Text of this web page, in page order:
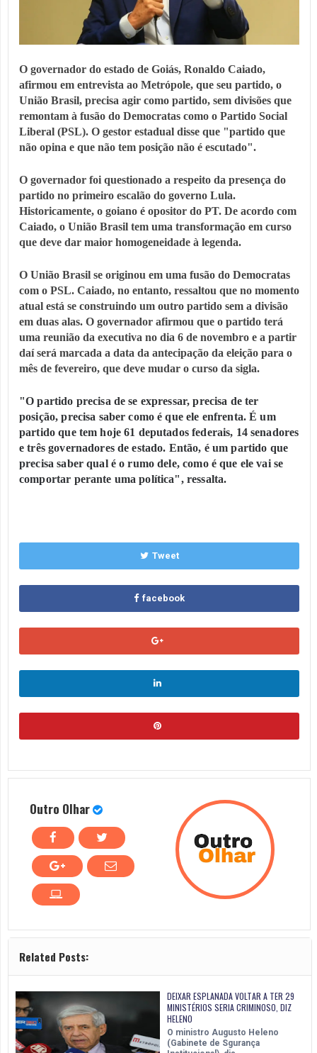
O governador do estado de Goiás, Ronaldo Caiado,
afirmou em entrevista ao Metrópole, que seu partido, o
União Brasil, precisa agir como partido, sem divisões que
remontam à fusão do Democratas como o Partido Social
Liberal (PSL). O gestor estadual disse que "partido que
não opina e que não tem posição não é escutado".
O governador foi questionado a respeito da presença do
partido no primeiro escalão do governo Lula.
Historicamente, o goiano é opositor do PT. De acordo com
Caiado, o União Brasil tem uma transformação em curso
que deve dar maior homogeneidade à legenda.
O União Brasil se originou em uma fusão do Democratas
com o PSL. Caiado, no entanto, ressaltou que no momento
atual está se construindo um outro partido sem a divisão
em duas alas. O governador afirmou que o partido terá
uma reunião da executiva no dia 6 de novembro e a partir
daí será marcada a data da antecipação da eleição para o
mês de fevereiro, que deve mudar o curso da sigla.
"O partido precisa de se expressar, precisa de ter
posição, precisa saber como é que ele enfrenta. É um
partido que tem hoje 61 deputados federais, 14 senadores
e três governadores de estado. Então, é um partido que
precisa saber qual é o rumo dele, como é que ele vai se
comportar perante uma política", ressalta.
Tweet
facebook
Outro Olhar
Related Posts:
DEIXAR ESPLANADA VOLTAR A TER 29
MINISTÉRIOS SERIA CRIMINOSO, DIZ
HELENO
O ministro Augusto Heleno
(Gabinete de Sgurança